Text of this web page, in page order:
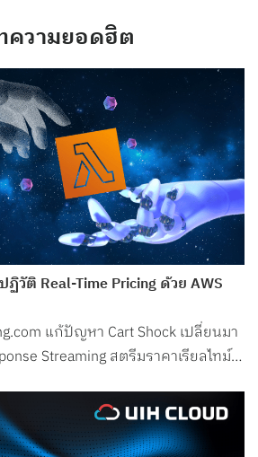
วามยอดฮิต
วัติ Real-Time Pricing ด้วย AWS
แก้ปัญหา Cart Shock เปลี่ยนมา
Streaming สตรีมราคาเรียลไทม์